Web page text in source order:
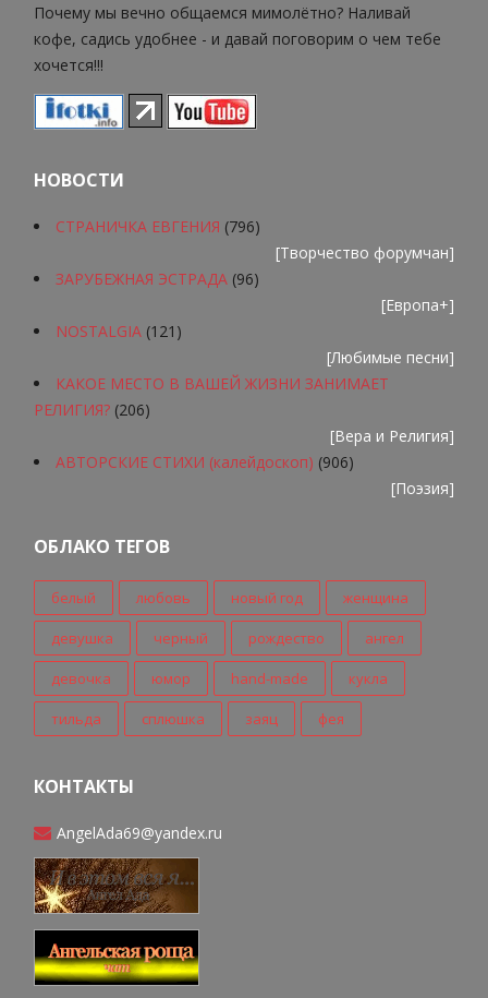
Почему мы вечно общаемся мимолётно? Наливай
кофе, садись удобнее - и давай поговорим о чем тебе
хочется!!!
НОВОСТИ
СТРАНИЧКА ЕВГЕНИЯ (796)
[Творчество форумчан]
ЗАРУБЕЖНАЯ ЭСТРАДА (96)
[Европа+]
NOSTALGIA (121)
[Любимые песни]
КАКОЕ МЕСТО В ВАШЕЙ ЖИЗНИ ЗАНИМАЕТ
РЕЛИГИЯ? (206)
[Вера и Религия]
АВТОРСКИЕ СТИХИ (калейдоскоп) (906)
[Поэзия]
ОБЛАКО ТЕГОВ
белый любовь новый год женщина
девушка черный рождество ангел
девочка юмор hand-made кукла
тильда сплюшка заяц фея
КОНТАКТЫ
AngelAda69@yandex.ru